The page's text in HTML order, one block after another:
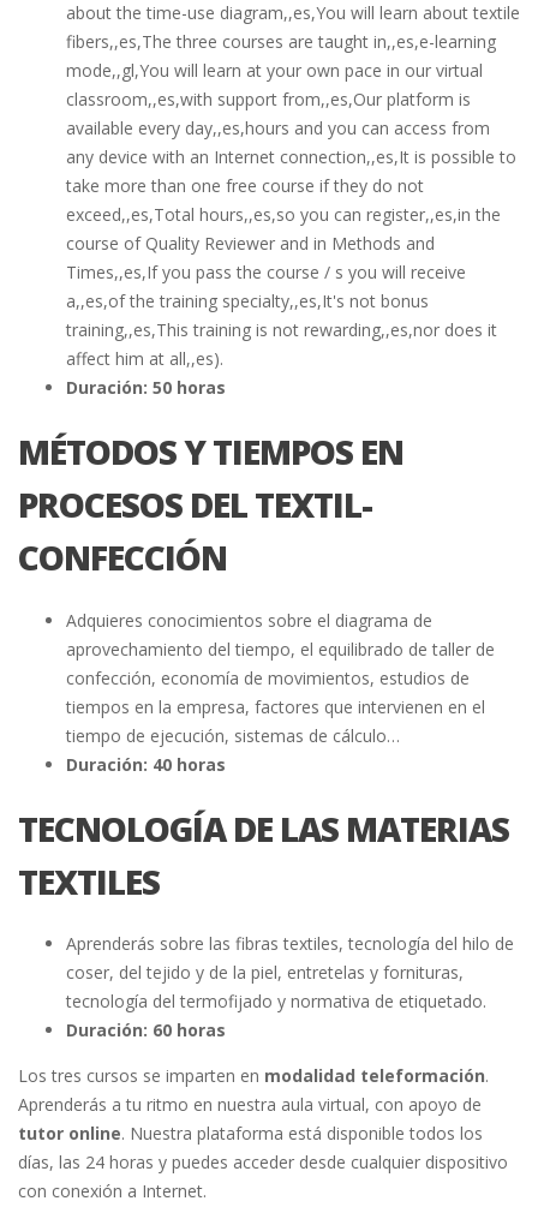
about the time-use diagram,,es,You will learn about textile
fibers,,es,The three courses are taught in,,es,e-learning
mode,,gl,You will learn at your own pace in our virtual
classroom,,es,with support from,,es,Our platform is
available every day,,es,hours and you can access from
any device with an Internet connection,,es,It is possible to
take more than one free course if they do not
exceed,,es,Total hours,,es,so you can register,,es,in the
course of Quality Reviewer and in Methods and
Times,,es,If you pass the course / s you will receive
a,,es,of the training specialty,,es,It's not bonus
training,,es,This training is not rewarding,,es,nor does it
affect him at all,,es).
Duración: 50 horas
MÉTODOS Y TIEMPOS EN
PROCESOS DEL TEXTIL-
CONFECCIÓN
Adquieres conocimientos sobre el diagrama de
aprovechamiento del tiempo, el equilibrado de taller de
confección, economía de movimientos, estudios de
tiempos en la empresa, factores que intervienen en el
tiempo de ejecución, sistemas de cálculo…
Duración: 40 horas
TECNOLOGÍA DE LAS MATERIAS
TEXTILES
Aprenderás sobre las fibras textiles, tecnología del hilo de
coser, del tejido y de la piel, entretelas y fornituras,
tecnología del termofijado y normativa de etiquetado.
Duración: 60 horas
Los tres cursos se imparten en modalidad teleformación.
Aprenderás a tu ritmo en nuestra aula virtual, con apoyo de
tutor online. Nuestra plataforma está disponible todos los
días, las 24 horas y puedes acceder desde cualquier dispositivo
con conexión a Internet.